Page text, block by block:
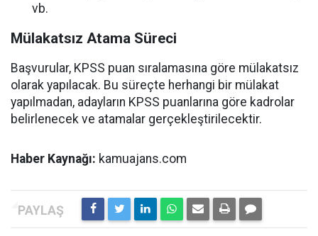
vb.
Mülakatsız Atama Süreci
Başvurular, KPSS puan sıralamasına göre mülakatsız
olarak yapılacak. Bu süreçte herhangi bir mülakat
yapılmadan, adayların KPSS puanlarına göre kadrolar
belirlenecek ve atamalar gerçekleştirilecektir.
Haber Kaynağı: kamuajans.com